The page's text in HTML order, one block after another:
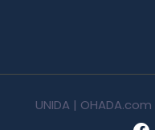
UNIDA | OHADA.com